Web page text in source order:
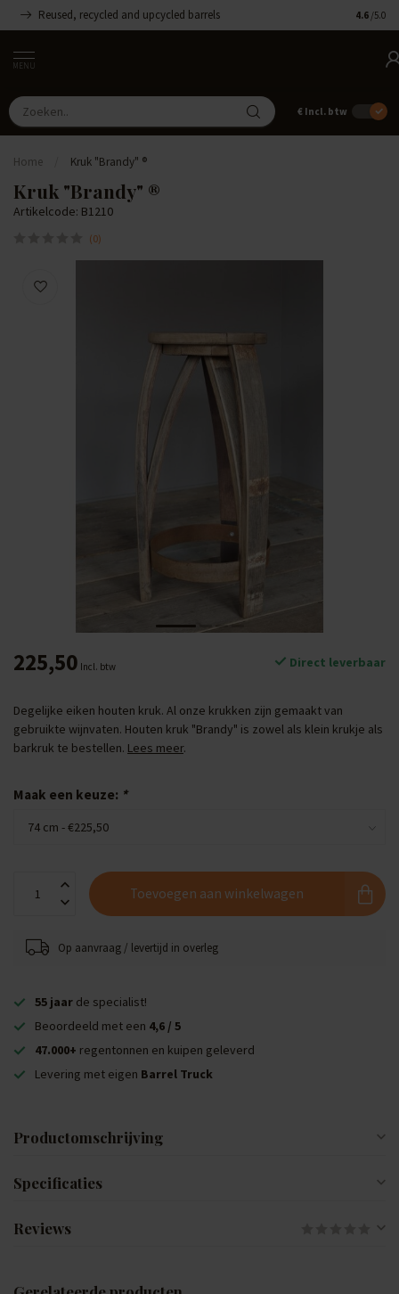
Reused, recycled and upcycled barrels 4.6 /5.0
MENU
€ Incl. btw
Home Kruk "Brandy" ®
Kruk "Brandy" ®
Artikelcode: B1210
(0)
225,50 Incl. btw Direct leverbaar
Degelijke eiken houten kruk. Al onze krukken zijn gemaakt van
gebruikte wijnvaten. Houten kruk "Brandy" is zowel als klein krukje als
barkruk te bestellen. Lees meer.
Maak een keuze: *
Toevoegen aan winkelwagen
Op aanvraag / levertijd in overleg
55 jaar de specialist!
Beoordeeld met een 4,6 / 5
47.000+ regentonnen en kuipen geleverd
Levering met eigen Barrel Truck
Productomschrijving
Specificaties
Reviews